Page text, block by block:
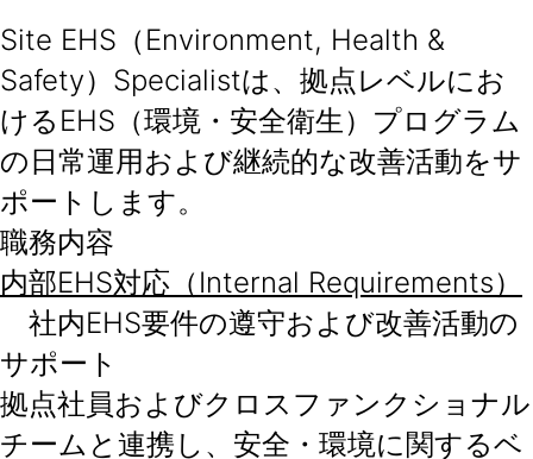
Site EHS（Environment, Health &
Safety）Specialistは、拠点レベルにお
けるEHS（環境・安全衛生）プログラム
の日常運用および継続的な改善活動をサ
ポートします。
職務内容
内部EHS対応（Internal Requirements）
社内EHS要件の遵守および改善活動の
サポート
拠点社員およびクロスファンクショナル
チームと連携し、安全・環境に関するベ